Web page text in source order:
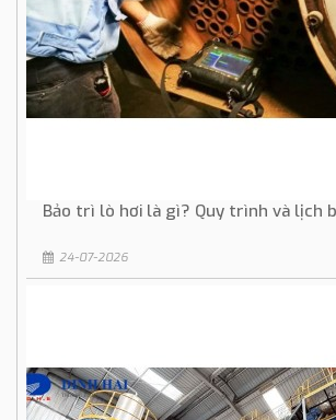
Bảo trì lò hơi là gì? Quy trình và lịch
24-07-2026